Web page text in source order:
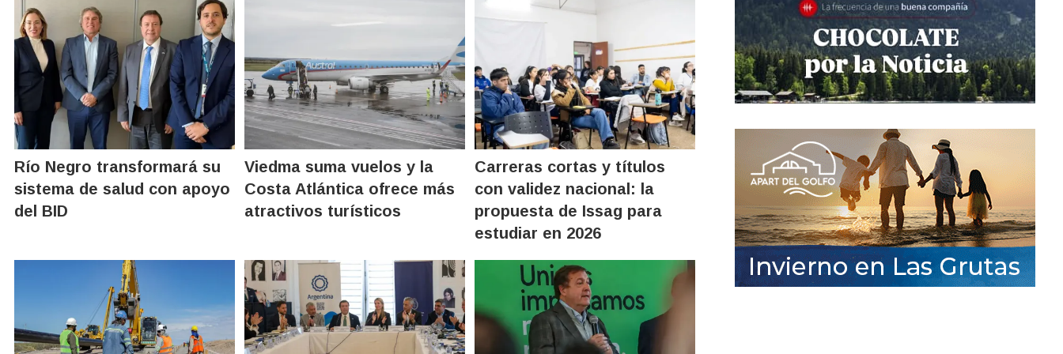
Río Negro transformará su
sistema de salud con apoyo
del BID
Viedma suma vuelos y la
Costa Atlántica ofrece más
atractivos turísticos
Carreras cortas y títulos
con validez nacional: la
propuesta de Issag para
estudiar en 2026